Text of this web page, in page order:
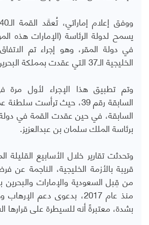
يسمح لدولة الرئاسة (الإمارات هذه
في دولة المقر، وهو إجراء تم
الخليجية الـ37 التي عقدت بمملكة البحرين عام 2016 .
وتم تطبيق هذا الإجراء لأول مرة
السابقة رقم 39، حيث ترأست
السابقة، في حين عقدت القمة في
برئاسة الملك سلمان بن عبدالعزيز.
وتحدثت تقارير خلال الأسابيع القليلة
قريبة بالأزمة الخليجية، الناجمة
من قِبل السعودية والإمارات
منذ عام 2017، بدعوى دعم
بشدة، معتبرةً أنه للسيطرة على قرارها